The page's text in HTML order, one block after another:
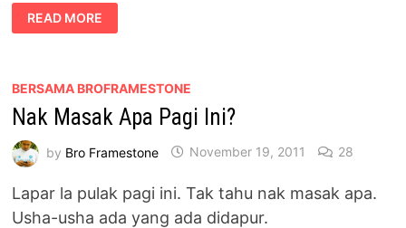
DR.
EZANI
–
MALAYSIA
READ MORE
BERSAMA BROFRAMESTONE
Nak Masak Apa Pagi Ini?
by Bro Framestone November 19, 2011 28
Lapar la pulak pagi ini. Tak tahu nak masak apa.
Usha-usha ada yang ada didapur.